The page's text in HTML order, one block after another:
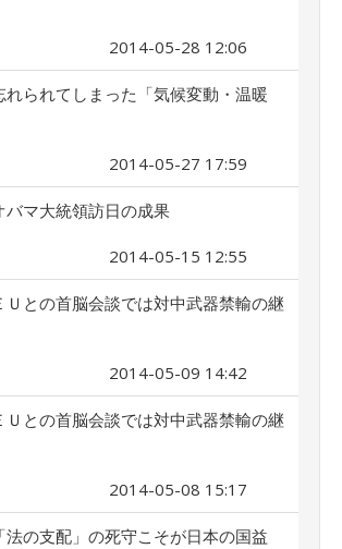
2014-05-28 12:06
れられてしまった「気候変動・温暖
2014-05-27 17:59
バマ大統領訪日の成果
2014-05-15 12:55
Ｕとの首脳会談では対中武器禁輸の継
2014-05-09 14:42
Ｕとの首脳会談では対中武器禁輸の継
2014-05-08 15:17
法の支配」の死守こそが日本の国益